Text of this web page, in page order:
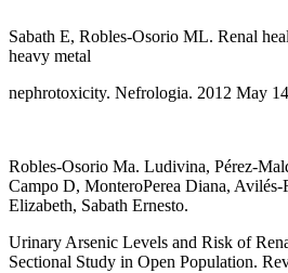
Sabath E, Robles-Osorio ML. Renal
heavy metal
nephrotoxicity. Nefrologia. 2012 May
Robles-Osorio Ma. Ludivina, Pérez-
Campo D, MonteroPerea Diana,
Elizabeth, Sabath Ernesto.
Urinary Arsenic Levels and Risk of
Sectional Study in Open Population.